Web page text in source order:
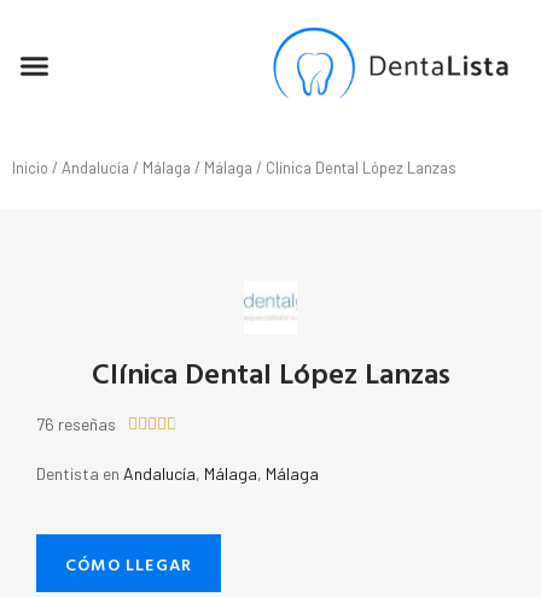
Inicio / Andalucía / Málaga / Málaga / Clínica Dental López Lanzas
Clínica Dental López Lanzas
76 reseñas     
Dentista en Andalucía, Málaga, Málaga
CÓMO LLEGAR